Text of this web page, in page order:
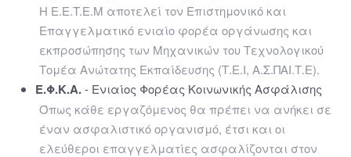
H E.E.T.E.M αποτελεί τον Επιστημονικό και
Επαγγελματικό ενιαίο φορέα οργάνωσης και
εκπροσώπησης των Μηχανικών του Τεχνολογικού
Τομέα Ανώτατης Εκπαίδευσης (Τ.Ε.Ι, Α.Σ.ΠΑΙ.Τ.Ε).
Ε.Φ.Κ.Α.- Ενιαίος Φορέας Κοινωνικής Ασφάλισης
Όπως κάθε εργαζόμενος θα πρέπει να ανήκει σε
έναν ασφαλιστικό οργανισμό, έτσι και οι
ελεύθεροι επαγγελματίες ασφαλίζονται στον